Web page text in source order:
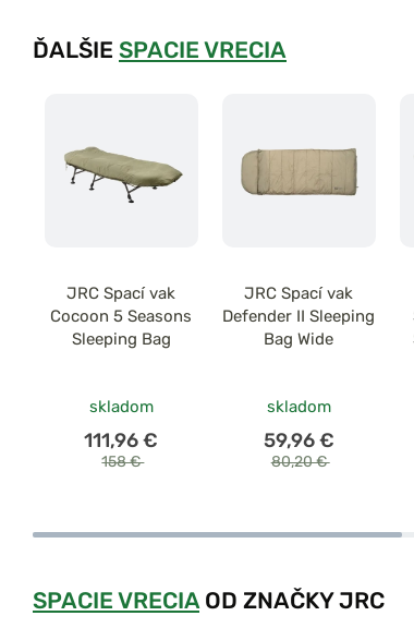
ĎALŠIE SPACIE VRECIA
JRC Spací vak
Cocoon 5 Seasons
Sleeping Bag
skladom
111,96 €
158 €
JRC Spací vak
Defender II Sleeping
Bag Wide
skladom
59,96 €
80,20 €
SPACIE VRECIA OD ZNAČKY JRC